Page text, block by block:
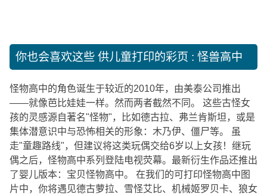
你也会喜欢这些 供儿童打印的彩页 : 怪兽高中
怪物高中的角色诞生于较近的2010年，由美泰公司推出
——就像芭比娃娃一样。然而两者截然不同。 这些古怪女
孩的灵感源自著名"怪物"，比如德古拉、弗兰肯斯坦，或是
集体潜意识中与恐怖相关的形象：木乃伊、僵尸等。 虽
走"童趣路线"，但建议将这类玩偶交给6岁以上女孩！继玩
偶之后，怪物高中系列登陆电视荧幕。最新衍生作品还推出
了婴儿版本：宝贝怪物高中。 在我们的可打印怪物高中图
片中，你将遇见德古萝拉、雪怪艾比、机械姬罗贝卡、狼女